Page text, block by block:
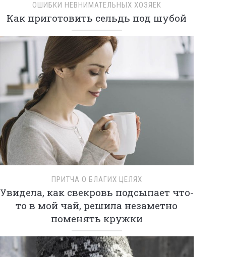
ОШИБКИ НЕВНИМАТЕЛЬНЫХ ХОЗЯЕК
Как приготовить сельдь под шубой
ПРИТЧА О БЛАГИХ ЦЕЛЯХ
Увидела, как свекровь подсыпает что-
то в мой чай, решила незаметно
поменять кружки